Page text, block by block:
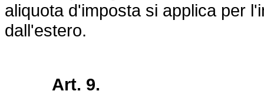
aliquota d'imposta si applica per
dall'estero.
Art. 9.